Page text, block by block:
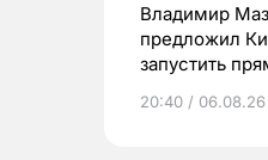
Владимир
предложил
запустить
20:40 / 06.08.26